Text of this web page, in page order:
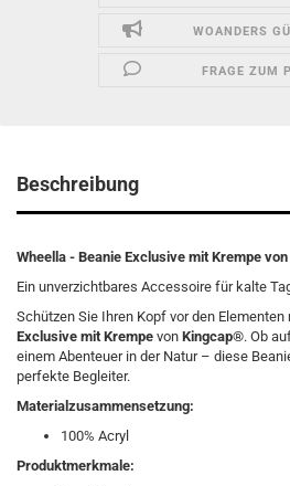
WOANDERS
FRAGE ZUM
Beschreibung
Wheella - Beanie Exclusive mit Krempe
Ein unverzichtbares Accessoire für kalte
Schützen Sie Ihren Kopf vor den Elementen
Exclusive mit Krempe von Kingcap®. Ob
einem Abenteuer in der Natur – diese
perfekte Begleiter.
Materialzusammensetzung:
100% Acryl
Produktmerkmale: